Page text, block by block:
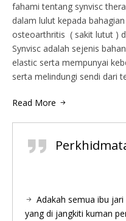
fahami tentang synvisc
dalam lulut kepada
osteoarthritis ( sakit lutut )
Synvisc adalah sejenis
elastic serta mempunyai
serta melindungi sendi dari
Read More
Adakah semua ibu
yang di jangkiti kuman